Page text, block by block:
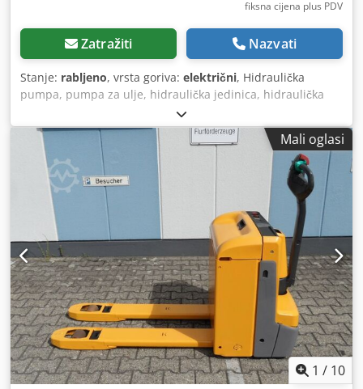
fiksna cijena plus PDV
Zatražiti Nazvati
Stanje: rabljeno, vrsta goriva: električni, Hidraulička
pumpa, pumpa za ulje, hidraulička jedinica, hidraulička
pumpa, električni motor, istosmjerni motor, vučni motor,
pogonski motor, hidraulička zupčasta pumpa, upravljačka
pumpa -Proizvođač: Bosch, hidraulična jedinica
hidraulične pumpe iz kamiona za komisioniranje
Jungheinrich tip EJE-KmS -Hidraulička pumpa: tip -sa:
spremnikom i regulacijskim ventilom Csdjizc Dmepfx
Aqvoha -Dimenzije: 180/160/H370 mm - Težina: 11 kg
Mali oglasi
1 / 10